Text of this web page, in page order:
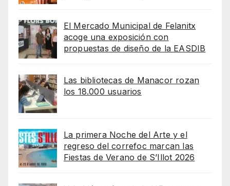
El Mercado Municipal de Felanitx
acoge una exposición con
propuestas de diseño de la EASDIB
Las bibliotecas de Manacor rozan
los 18.000 usuarios
La primera Noche del Arte y el
regreso del correfoc marcan las
Fiestas de Verano de S’Illot 2026